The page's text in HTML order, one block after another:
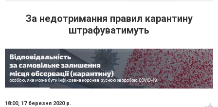
За недотримання правил карантину
штрафуватимуть
18:00, 17 березня 2020 р.